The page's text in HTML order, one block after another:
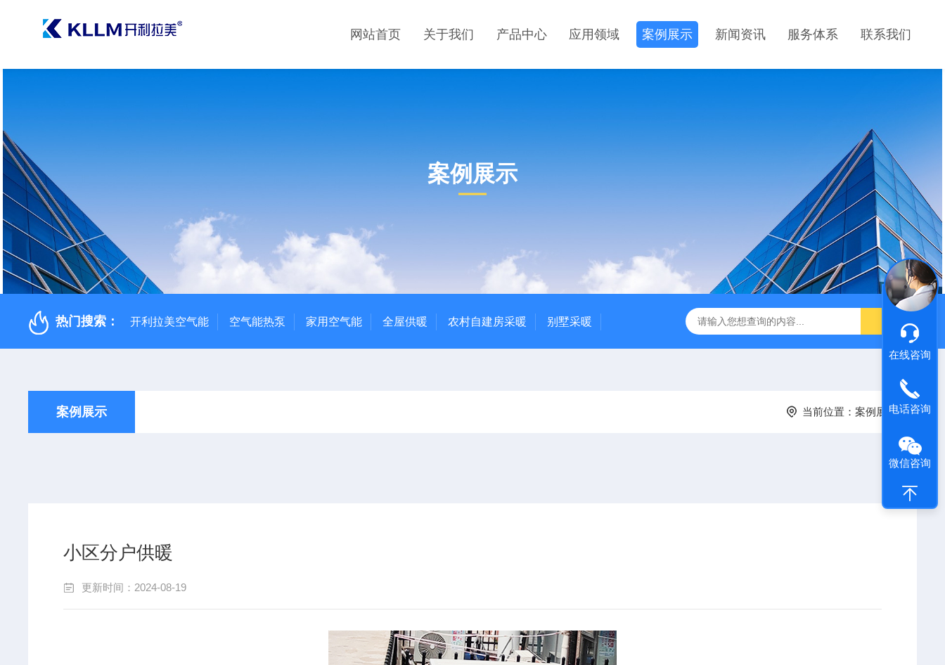
网站首页 关于我们 产品中心 应用领域 案例展示 新闻资讯 服务体系 联系我们
案例展示
热门搜索： 开利拉美空气能 空气能热泵 家用空气能 全屋供暖 农村自建房采暖 别墅采暖
案例展示 当前位置： 案例展示
小区分户供暖
更新时间：2024-08-19
在线咨询
电话咨询
微信咨询